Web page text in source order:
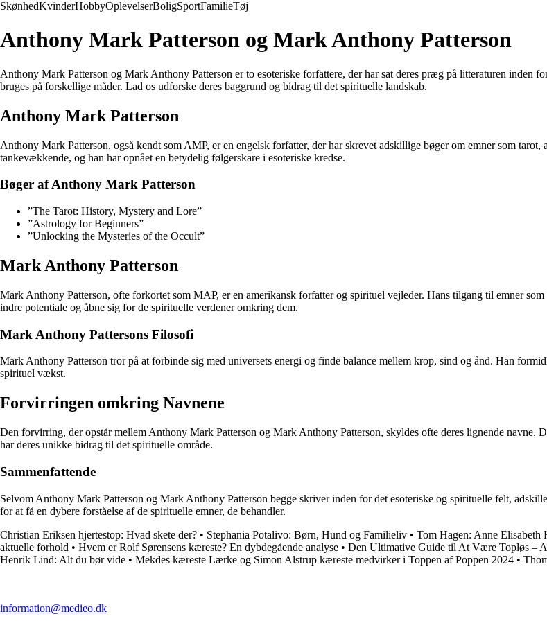
SkønhedKvinderHobbyOplevelserBoligSportFamilieTøj
Anthony Mark Patterson og Mark Anthony Patterson
Anthony Mark Patterson og Mark Anthony Patterson er to esoteriske forfattere, der har sat deres præg på litteraturen
bruges på forskellige måder. Lad os udforske deres baggrund og bidrag til det spirituelle landskab.
Anthony Mark Patterson
Anthony Mark Patterson, også kendt som AMP, er en engelsk forfatter, der har skrevet adskillige bøger om emner som
tankevækkende, og han har opnået en betydelig følgerskare i esoteriske kredse.
Bøger af Anthony Mark Patterson
”The Tarot: History, Mystery and Lore”
”Astrology for Beginners”
”Unlocking the Mysteries of the Occult”
Mark Anthony Patterson
Mark Anthony Patterson, ofte forkortet som MAP, er en amerikansk forfatter og spirituel vejleder. Hans tilgang til emner
indre potentiale og åbne sig for de spirituelle verdener omkring dem.
Mark Anthony Pattersons Filosofi
Mark Anthony Patterson tror på at forbinde sig med universets energi og finde balance mellem krop, sind og ånd. Han
spirituel vækst.
Forvirringen omkring Navnene
Den forvirring, der opstår mellem Anthony Mark Patterson og Mark Anthony Patterson, skyldes ofte deres lignende navne.
har deres unikke bidrag til det spirituelle område.
Sammenfattende
Selvom Anthony Mark Patterson og Mark Anthony Patterson begge skriver inden for det esoteriske og spirituelle felt,
for at få en dybere forståelse af de spirituelle emner, de behandler.
Christian Eriksen hjertestop: Hvad skete der? • Stephania Potalivo: Børn, Hund og Familieliv • Tom Hagen: Anne Elisabeth
aktuelle forhold • Hvem er Rolf Sørensens kæreste? En dybdegående analyse • Den Ultimative Guide til At Være Topløs –
Henrik Lind: Alt du bør vide • Mekdes kæreste Lærke og Simon Alstrup kæreste medvirker i Toppen af Poppen 2024 •
information@medieo.dk